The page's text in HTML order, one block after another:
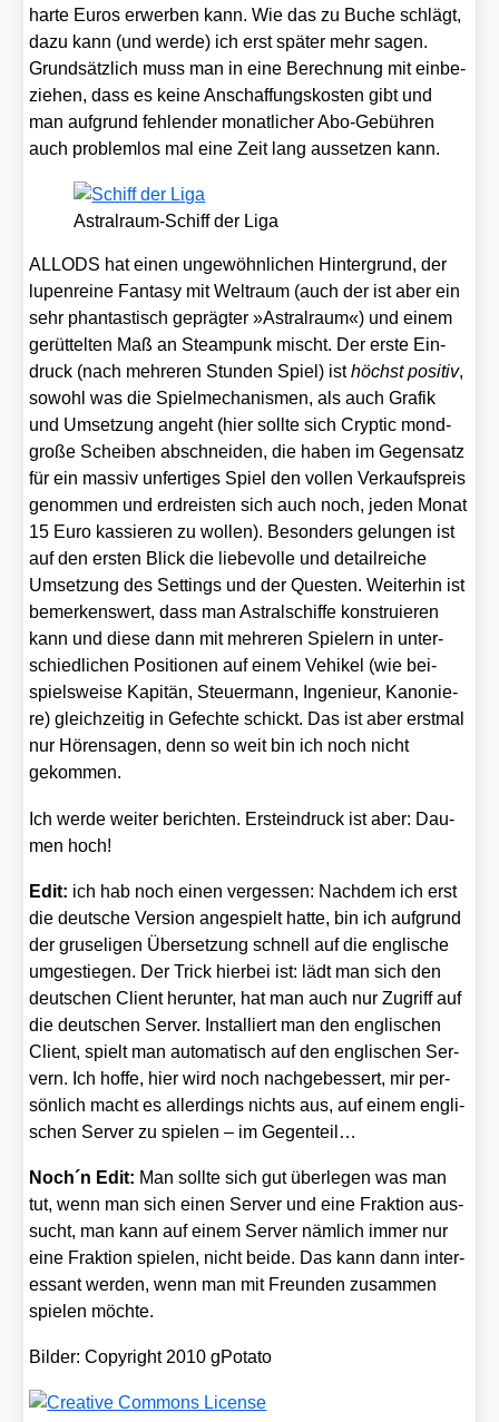
har­te Euros erwer­ben kann. Wie das zu Buche schlägt,
dazu kann (und wer­de) ich erst spä­ter mehr sagen.
Grund­sätz­lich muss man in eine Berech­nung mit ein­be­
zie­hen, dass es kei­ne Anschaf­fungs­kos­ten gibt und
man auf­grund feh­len­der monat­li­cher Abo-Gebüh­ren
auch pro­blem­los mal eine Zeit lang aus­set­zen kann.
Astral­raum-Schiff der Liga
ALLODS hat einen unge­wöhn­li­chen Hin­ter­grund, der
lupen­rei­ne Fan­ta­sy mit Welt­raum (auch der ist aber ein
sehr phan­tas­tisch gepräg­ter »Astral­raum«) und einem
gerüt­tel­ten Maß an Steam­punk mischt. Der ers­te Ein­
druck (nach meh­re­ren Stun­den Spiel) isthöchst posi­tiv,
sowohl was die Spiel­me­cha­nis­men, als auch Gra­fik
und Umset­zung angeht (hier soll­te sich Cryp­tic mond­
gro­ße Schei­ben abschnei­den, die haben im Gegen­satz
für ein mas­siv unfer­ti­ges Spiel den vol­len Ver­kaufs­preis
genom­men und erdreis­ten sich auch noch, jeden Monat
15 Euro kas­sie­ren zu wol­len). Beson­ders gelun­gen ist
auf den ers­ten Blick die lie­be­vol­le und detail­rei­che
Umset­zung des Set­tings und der Ques­ten. Wei­ter­hin ist
bemer­kens­wert, dass man Astral­schif­fe kon­stru­ie­ren
kann und die­se dann mit meh­re­ren Spie­lern in unter­
schied­li­chen Posi­tio­nen auf einem Vehi­kel (wie bei­
spiels­wei­se Kapi­tän, Steu­er­mann, Inge­nieur, Kano­nie­
re) gleich­zei­tig in Gefech­te schickt. Das ist aber erst­mal
nur Hören­sa­gen, denn so weit bin ich noch nicht
gekom­men.
Ich wer­de wei­ter berich­ten. Erst­ein­druck ist aber: Dau­
men hoch!
Edit: ich hab noch einen ver­ges­sen: Nach­dem ich erst
die deut­sche Ver­si­on ange­spielt hat­te, bin ich auf­grund
der gru­se­li­gen Über­set­zung schnell auf die eng­li­sche
umge­stie­gen. Der Trick hier­bei ist: lädt man sich den
deut­schen Cli­ent her­un­ter, hat man auch nur Zugriff auf
die deut­schen Ser­ver. Instal­liert man den eng­li­schen
Cli­ent, spielt man auto­ma­tisch auf den eng­li­schen Ser­
vern. Ich hof­fe, hier wird noch nach­ge­bes­sert, mir per­
sön­lich macht es aller­dings nichts aus, auf einem eng­li­
schen Ser­ver zu spie­len – im Gegen­teil…
Noch´n Edit: Man soll­te sich gut über­le­gen was man
tut, wenn man sich einen Ser­ver und eine Frak­ti­on aus­
sucht, man kann auf einem Ser­ver näm­lich immer nur
eine Frak­ti­on spie­len, nicht bei­de. Das kann dann inter­
es­sant wer­den, wenn man mit Freun­den zusam­men
spie­len möch­te.
Bil­der: Copy­right 2010 gPo­ta­to